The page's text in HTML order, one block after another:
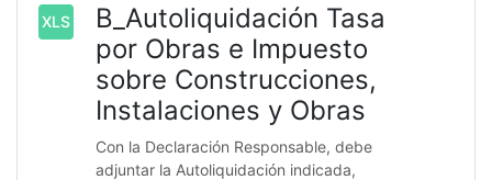
XLS
B_Autoliquidación Tasa
por Obras e Impuesto
sobre Construcciones,
Instalaciones y Obras
Con la Declaración Responsable, debe
adjuntar la Autoliquidación indicada,